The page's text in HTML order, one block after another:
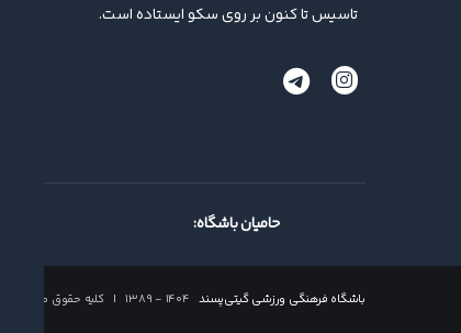
تاسیس تا کنون بر روی سکو ایستاده است.
حامیان باشگاه:
باشگاه فرهنگی ورزشی گیتی‌پسند۱۴۰۴ - ۱۳۸۹ | کلیه حقوق محفوظ است